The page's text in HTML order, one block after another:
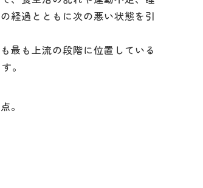
経過とともに次の悪い状態を引
最も上流の段階に位置している
。
。